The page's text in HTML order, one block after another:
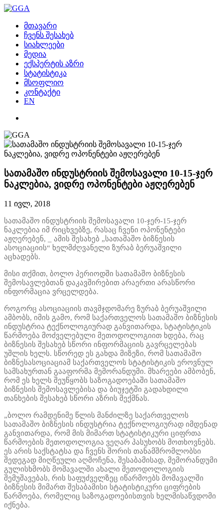
მთავარი
ჩვენს შესახებ
სიახლეები
მედია
ექსპერტის აზრი
სტატისტიკა
მსოფლიო
კონტაქტი
EN
სათამაშო ინდუსტრიის შემოსავალი 10-15-ჯერ
ნაკლებია, ვიდრე ოპონენტები აჟღერებენ
11 ივლ, 2018
სათამაშო ინდუსტრიის შემოსავალი 10-ჯერ-15-ჯერ
ნაკლებია იმ რიცხვებზე, რასაც ჩვენი ოპონენტები
აჟღერებენ, _ ამის შესახებ „სათამაშო ბიზნესის
ასოციაციის“ ხელმძღვანელი ზურაბ ბერუაშვილი
აცხადებს.
მისი თქმით, ბოლო პერიოდში სათამაშო ბიზნესის
შემოსავლებთან დაკავშირებით არაერთი არასწორი
ინფორმაცია ვრცელდება.
როგორც ასოციაციის თავმჯდომარე ზურაბ ბერუაშვილი
ამბობს, იმის გამო, რომ საქართველოს სათამაშო ბიზნესის
ინდუსტრია ტექნოლოგიურად განვითარდა, სტატისტიკის
წარმოება მოძველებული მეთოდოლოგიით ხდება, რაც
ბიზნესის შესახებ სწორი ინფორმაციის გავრცელებას
უშლის ხელს. სწორედ ეს გახდა მიზეზი, რომ სათამაშო
ბიზნესასოციაციამ საქართველოს სტატისტიკის ეროვნულ
სამსახურთან გააფორმა მემორანდუმი. მხარეები ამბობენ,
რომ ეს ხელს შეუწყობს საზოგადოებაში სათამაშო
ბიზნესის შემოსავლებისა და ბიუჯეტში გადახდილი
თანხების შესახებ სწორი აზრის შექმნას.
„ბოლო რამდენიმე წლის მანძილზე საქართველოს
სათამაშო ბიზნესის ინდუსტრია ტექნოლოგიურად იმდენად
განვითარდა, რომ მის მიმართ სტატისტიკური ციფრთა
წარმოების მეთოდოლოგია ვეღარ პასუხობს მოთხოვნებს.
ეს არის საქსტატსა და ჩვენს შორის თანამშრომლობსი
შედეგად მიღწეული აღმოჩენა, შესაბამისად, მემორანდუმი
გულისხმობს მომავალში ახალი მეთოდოლოგიის
შემუშავებას, რის საფუძველზეც იწარმოებს მომავალში
ბიზნესის მიმართ შესაბამისი სტატისტიკური ციფრების
წარმოება, რომელიც საზოგადოებისთვის ხელმისაწვდომი
იქნება.